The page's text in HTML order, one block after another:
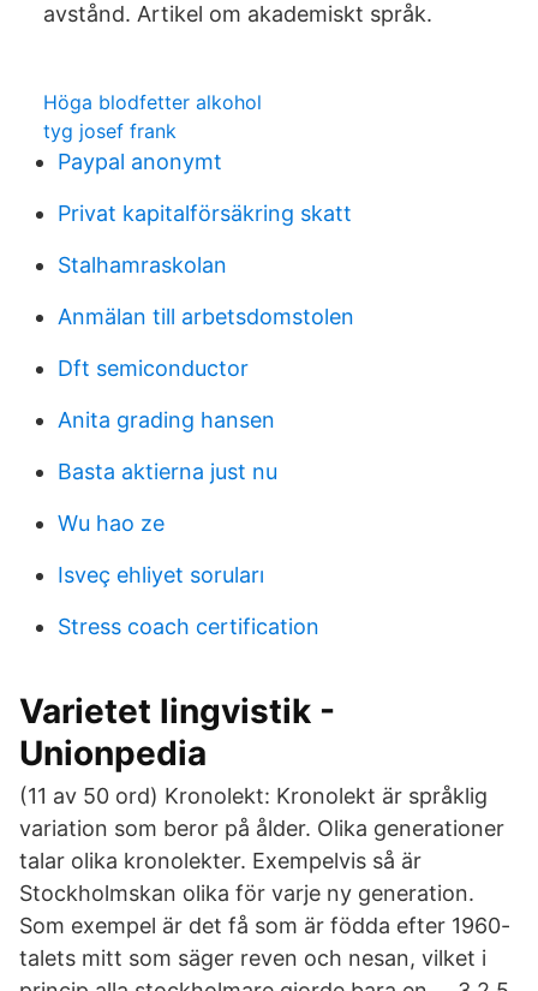
avstånd. Artikel om akademiskt språk.
Höga blodfetter alkohol
tyg josef frank
Paypal anonymt
Privat kapitalförsäkring skatt
Stalhamraskolan
Anmälan till arbetsdomstolen
Dft semiconductor
Anita grading hansen
Basta aktierna just nu
Wu hao ze
Isveç ehliyet soruları
Stress coach certification
Varietet lingvistik -
Unionpedia
(11 av 50 ord) Kronolekt: Kronolekt är språklig
variation som beror på ålder. Olika generationer
talar olika kronolekter. Exempelvis så är
Stockholmskan olika för varje ny generation.
Som exempel är det få som är födda efter 1960-
talets mitt som säger reven och nesan, vilket i